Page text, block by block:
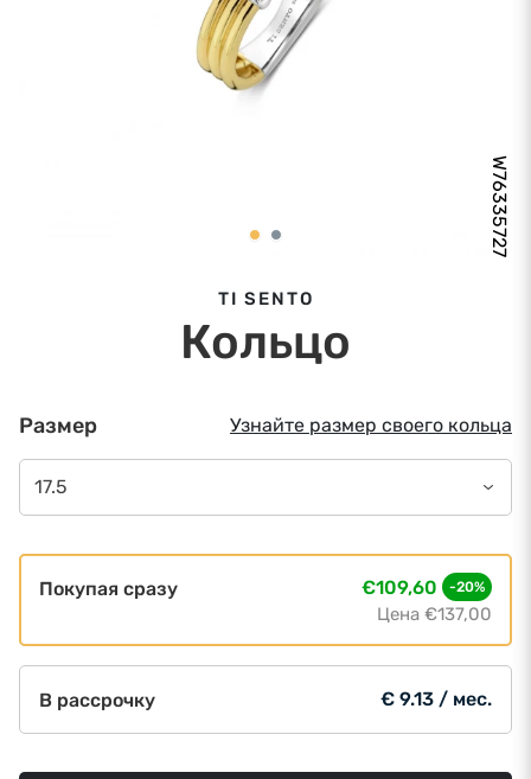
W76335727
TI SENTO
Кольцо
Размер Узнайте размер своего кольца
17.5
Покупая сразу €109,60 -20%
Цена €137,00
В рассрочку € 9.13 / мес.